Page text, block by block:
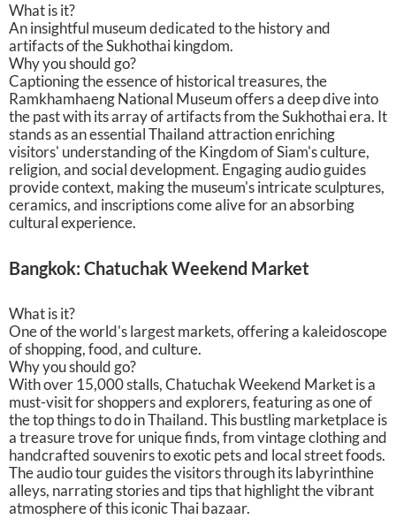
What is it?
An insightful museum dedicated to the history and
artifacts of the Sukhothai kingdom.
Why you should go?
Captioning the essence of historical treasures, the
Ramkhamhaeng National Museum offers a deep dive into
the past with its array of artifacts from the Sukhothai era. It
stands as an essential Thailand attraction enriching
visitors' understanding of the Kingdom of Siam's culture,
religion, and social development. Engaging audio guides
provide context, making the museum's intricate sculptures,
ceramics, and inscriptions come alive for an absorbing
cultural experience.
Bangkok: Chatuchak Weekend Market
What is it?
One of the world's largest markets, offering a kaleidoscope
of shopping, food, and culture.
Why you should go?
With over 15,000 stalls, Chatuchak Weekend Market is a
must-visit for shoppers and explorers, featuring as one of
the top things to do in Thailand. This bustling marketplace is
a treasure trove for unique finds, from vintage clothing and
handcrafted souvenirs to exotic pets and local street foods.
The audio tour guides the visitors through its labyrinthine
alleys, narrating stories and tips that highlight the vibrant
atmosphere of this iconic Thai bazaar.